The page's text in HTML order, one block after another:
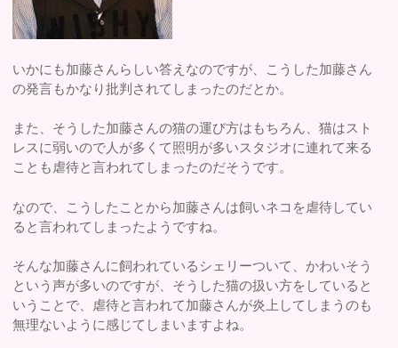
いかにも加藤さんらしい答えなのですが、こうした加藤さん
の発言もかなり批判されてしまったのだとか。
また、そうした加藤さんの猫の運び方はもちろん、猫はスト
レスに弱いので人が多くて照明が多いスタジオに連れて来る
ことも虐待と言われてしまったのだそうです。
なので、こうしたことから加藤さんは飼いネコを虐待してい
ると言われてしまったようですね。
そんな加藤さんに飼われているシェリーついて、かわいそう
という声が多いのですが、そうした猫の扱い方をしていると
いうことで、虐待と言われて加藤さんが炎上してしまうのも
無理ないように感じてしまいますよね。